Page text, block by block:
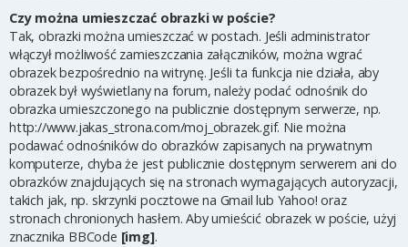
Czy można umieszczać obrazki w poście?
Tak, obrazki można umieszczać w postach. Jeśli administrator
włączył możliwość zamieszczania załączników, można wgrać
obrazek bezpośrednio na witrynę. Jeśli ta funkcja nie działa, aby
obrazek był wyświetlany na forum, należy podać odnośnik do
obrazka umieszczonego na publicznie dostępnym serwerze, np.
http://www.jakas_strona.com/moj_obrazek.gif. Nie można
podawać odnośników do obrazków zapisanych na prywatnym
komputerze, chyba że jest publicznie dostępnym serwerem ani do
obrazków znajdujących się na stronach wymagających autoryzacji,
takich jak, np. skrzynki pocztowe na Gmail lub Yahoo! oraz
stronach chronionych hasłem. Aby umieścić obrazek w poście, użyj
znacznika BBCode [img].